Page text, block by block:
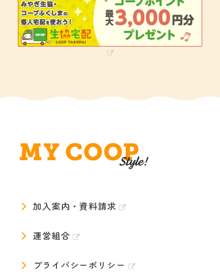
加入案内・資料請求
運営組合
プライバシーポリシー